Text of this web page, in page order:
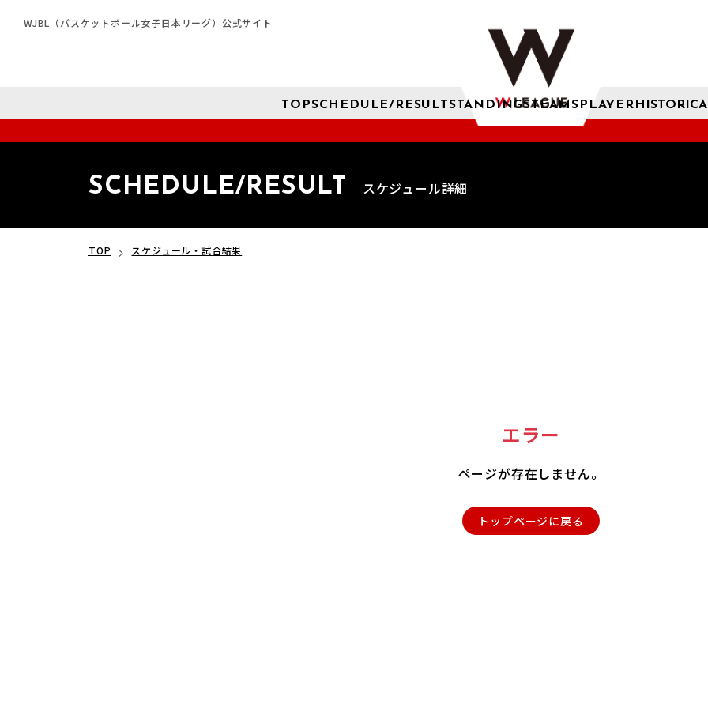
WJBL（バスケットボール女子日本リーグ）公式サイト
TOPSCHEDULE/RESULTSTANDINGSTEAMSPLAYER
SCHEDULE/RESULT スケジュール詳細
TOP スケジュール・試合結果
エラー
ページが存在しません。
トップページに戻る